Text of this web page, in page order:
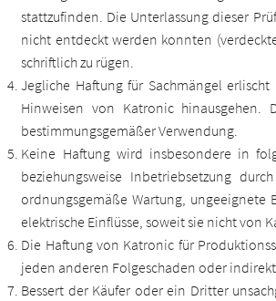
stattzufinden. Die Unterlassung dieser
nicht entdeckt werden konnten
schriftlich zu rügen.
Jegliche Haftung für Sachmängel
Hinweisen von Katronic hinausgehen.
bestimmungsgemäßer Verwendung.
Keine Haftung wird insbesondere in
beziehungsweise Inbetriebsetzung
ordnungsgemäße Wartung, ungeeignete
elektrische Einflüsse, soweit sie nicht von
Die Haftung von Katronic für
jeden anderen Folgeschaden oder
Bessert der Käufer oder ein Dritter